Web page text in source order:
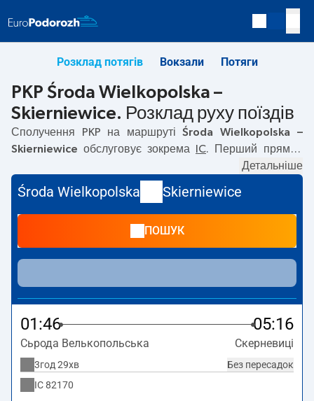
Розклад потягів Вокзали Потяги
PKP Środa Wielkopolska –
Skierniewice. Розклад руху поїздів
Сполучення PKP на маршруті Środa Wielkopolska –
Skierniewice обслуговує зокрема IC. Перший прямий
з вокзалу PKP Środa Wielkopolska.
Останній потяг до Skierniewice вирушає о 18:06.
Найшвидший маршрут пропонує потяг без пересадок
UZNAM
. Подорож цим потягом триває03:29. На
Środa Wielkopolska–
також інші потяги:TLK— пропонують нижчу ціну квитка і
зазвичай довший час подорожі. Потяг завершує
маршрут на станції Skierniewice.
Детальніше
Środa Wielkopolska Skierniewice
ПОШУК
01:46 05:16
Сьрода Велькопольська Скерневиці
Без пересадок
3год 29хв
IC82170